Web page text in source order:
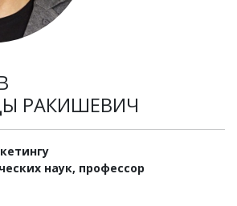
РАКИШЕВИЧ
наук, профессор